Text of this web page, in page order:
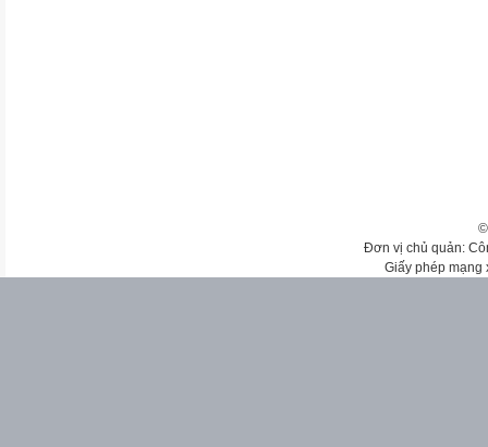
Đơn vị chủ quản:
Giấy phép mạng